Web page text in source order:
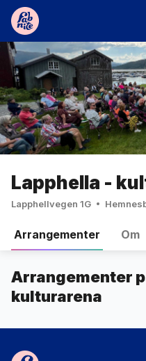
Lapphella -
Lapphellvegen 1G
Arrangementer Om
Arrangementer
kulturarena